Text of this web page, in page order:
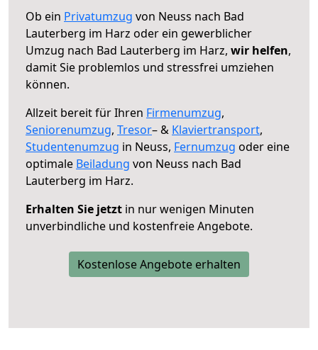
Ob ein Privatumzug von Neuss nach Bad
Lauterberg im Harz oder ein gewerblicher
Umzug nach Bad Lauterberg im Harz, wir helfen,
damit Sie problemlos und stressfrei umziehen
können.
Allzeit bereit für Ihren Firmenumzug,
Seniorenumzug, Tresor– & Klaviertransport,
Studentenumzug in Neuss, Fernumzug oder eine
optimale Beiladung von Neuss nach Bad
Lauterberg im Harz.
Erhalten Sie jetzt in nur wenigen Minuten
unverbindliche und kostenfreie Angebote.
Kostenlose Angebote erhalten